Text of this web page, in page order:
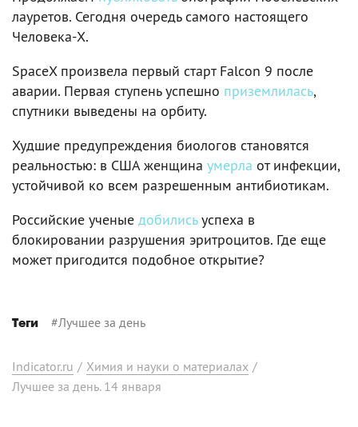
лауретов. Сегодня очередь самого настоящего
Человека-X.
SpaceX произвела первый старт Falcon 9 после
аварии. Первая ступень успешно приземлилась,
спутники выведены на орбиту.
Худшие предупреждения биологов становятся
реальностью: в США женщина умерла от инфекции,
устойчивой ко всем разрешенным антибиотикам.
Российские ученые добилисьуспеха в
блокировании разрушения эритроцитов. Где еще
может пригодится подобное открытие?
Теги #Лучшее за день
Indicator.ru / Химия и науки о материалах /
Лучшее за день. 14 января